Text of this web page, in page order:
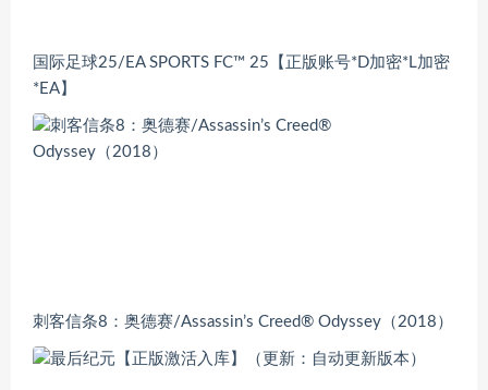
国际足球25/EA SPORTS FC™ 25【正版账号*D加密*L加密
*EA】
刺客信条8：奥德赛/Assassin’s Creed® Odyssey（2018）